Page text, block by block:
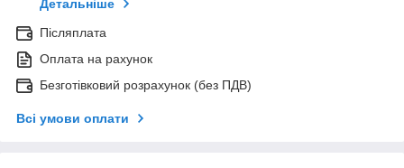
Детальніше
Післяплата
Оплата на рахунок
Безготівковий розрахунок (без ПДВ)
Всі умови оплати